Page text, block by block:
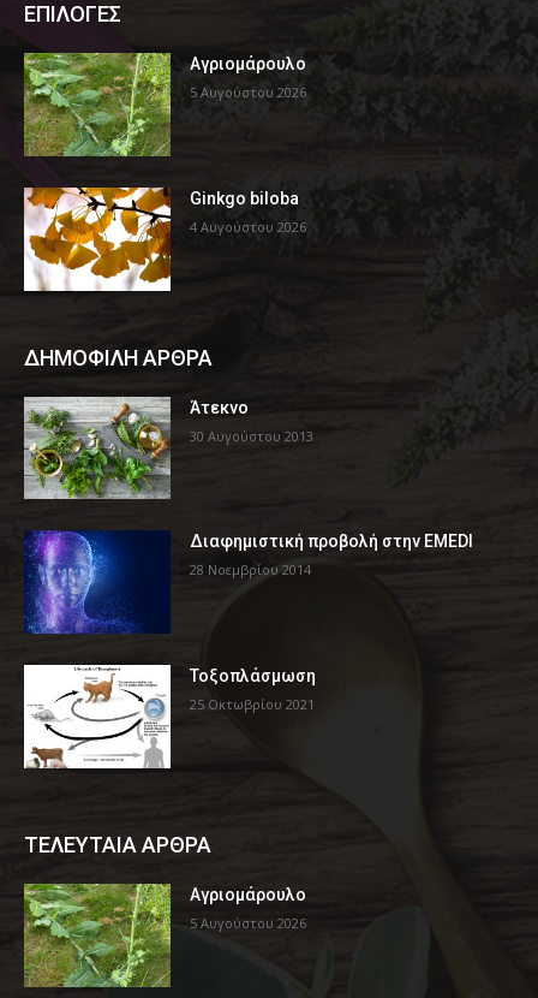
ΕΠΙΛΟΓΕΣ
Αγριομάρουλο
5 Αυγούστου 2026
Ginkgo biloba
4 Αυγούστου 2026
ΔΗΜΟΦΙΛΗ ΑΡΘΡΑ
Άτεκνο
30 Αυγούστου 2013
Διαφημιστική προβολή στην EMEDI
28 Νοεμβρίου 2014
Τοξοπλάσμωση
25 Οκτωβρίου 2021
ΤΕΛΕΥΤΑΙΑ ΑΡΘΡΑ
Αγριομάρουλο
5 Αυγούστου 2026